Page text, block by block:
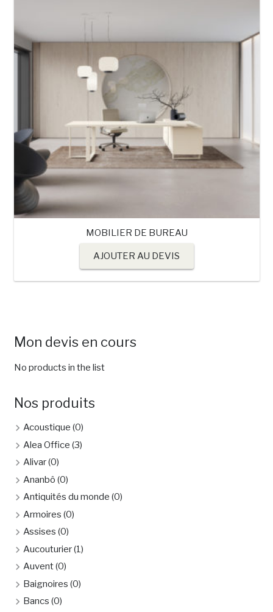
MOBILIER DE BUREAU
AJOUTER AU DEVIS
Mon devis en cours
No products in the list
Nos produits
Acoustique (0)
Alea Office (3)
Alivar(0)
Ananbô (0)
Antiquités du monde (0)
Armoires (0)
Assises (0)
Aucouturier(1)
Auvent(0)
Baignoires (0)
Bancs (0)